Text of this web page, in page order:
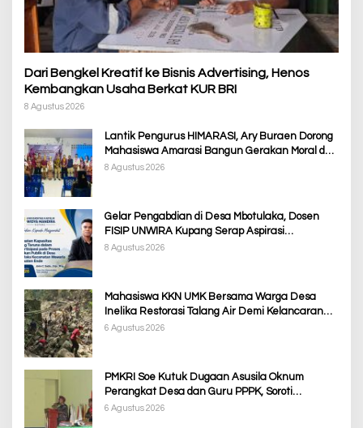
Dari Bengkel Kreatif ke Bisnis Advertising, Henos
Kembangkan Usaha Berkat KUR BRI
8 Agustus 2026
Lantik Pengurus HIMARASI, Ary Buraen Dorong
Mahasiswa Amarasi Bangun Gerakan Moral dan
Berdampak bagi Rakyat
8 Agustus 2026
Gelar Pengabdian di Desa Mbotulaka, Dosen
FISIP UNWIRA Kupang Serap Aspirasi
Masyarakat & Penguatan Kapasitas Karang
8 Agustus 2026
Mahasiswa KKN UMK Bersama Warga Desa
Inelika Restorasi Talang Air Demi Kelancaran
Irigasi Sawah
6 Agustus 2026
PMKRI Soe Kutuk Dugaan Asusila Oknum
Perangkat Desa dan Guru PPPK, Soroti
Ketimpangan Penanganan Pemkab TTS
6 Agustus 2026